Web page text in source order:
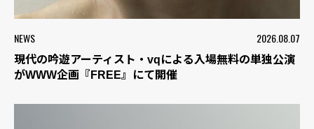
NEWS 2026.08.07
現代の吟遊アーティスト・vqによる入場無料の単独公演
がWWW企画『FREE』にて開催